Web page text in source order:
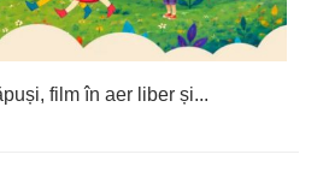
film în aer liber și...